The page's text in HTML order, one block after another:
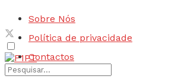
Sobre Nós
Política de privacidade
Contactos